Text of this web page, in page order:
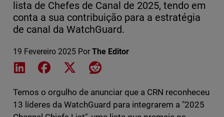
lista de Chefes de Canal de 2025, tendo em
conta a sua contribuição para a estratégia
de canal da WatchGuard.
19 Fevereiro 2025 Por The Editor
Share on LinkedIn
Share on Facebook
Share on XShare on Reddit
Temos o orgulho de anunciar que a CRN reconheceu
13 líderes da WatchGuard para integrarem a "2025